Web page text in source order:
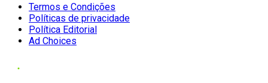
Termos e Condições
Políticas de privacidade
Política Editorial
Ad Choices